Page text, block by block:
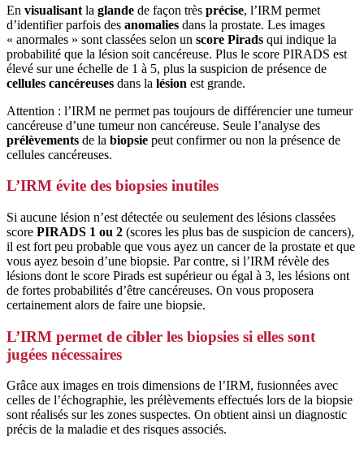
En visualisant la glande de façon très précise, l’IRM permet
d’identifier parfois des anomalies dans la prostate. Les images
« anormales » sont classées selon un score Pirads qui indique la
probabilité que la lésion soit cancéreuse. Plus le score PIRADS est
élevé sur une échelle de 1 à 5, plus la suspicion de présence de
cellules cancéreuses dans la lésion est grande.
Attention : l’IRM ne permet pas toujours de différencier une tumeur
cancéreuse d’une tumeur non cancéreuse. Seule l’analyse des
prélèvements de la biopsie peut confirmer ou non la présence de
cellules cancéreuses.
L’IRM évite des biopsies inutiles
Si aucune lésion n’est détectée ou seulement des lésions classées
score PIRADS 1 ou 2 (scores les plus bas de suspicion de cancers),
il est fort peu probable que vous ayez un cancer de la prostate et que
vous ayez besoin d’une biopsie. Par contre, si l’IRM révèle des
lésions dont le score Pirads est supérieur ou égal à 3, les lésions ont
de fortes probabilités d’être cancéreuses. On vous proposera
certainement alors de faire une biopsie.
L’IRM permet de cibler les biopsies si elles sont
jugées nécessaires
Grâce aux images en trois dimensions de l’IRM, fusionnées avec
celles de l’échographie, les prélèvements effectués lors de la biopsie
sont réalisés sur les zones suspectes. On obtient ainsi un diagnostic
précis de la maladie et des risques associés.